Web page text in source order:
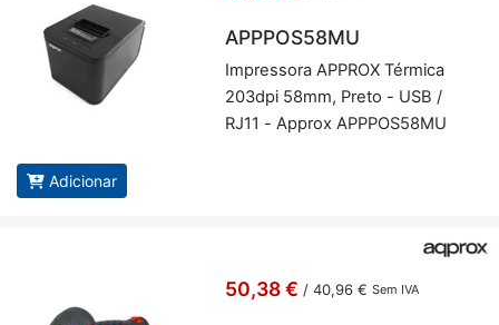
APPPOS58MU
Im­pres­sora AP­PROX Tér­mica
203dpi 58mm, Preto - USB /
RJ11 - Ap­prox APP­POS58MU
Adicionar
50,38 € / 40,96 € Sem IVA